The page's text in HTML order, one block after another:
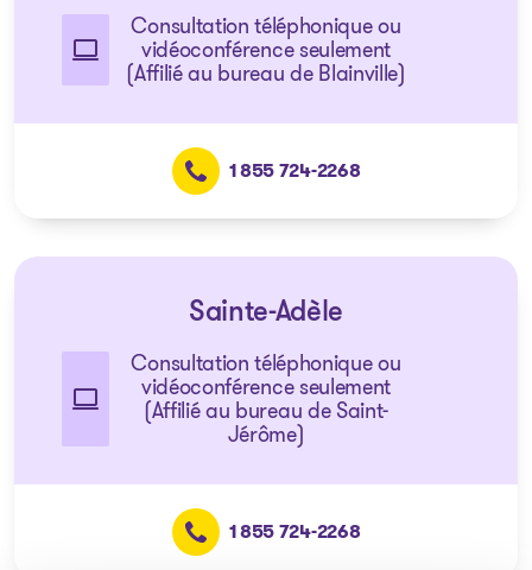
Consultation téléphonique ou
vidéoconférence seulement
(Affilié au bureau de Blainville)
1 855 724-2268
Sainte-Adèle
Consultation téléphonique ou
vidéoconférence seulement
(Affilié au bureau de Saint-
Jérôme)
1 855 724-2268